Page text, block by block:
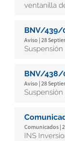
ventanilla
BNV/
Aviso | 28
BNV/
Aviso | 28
Comunicados |
INS